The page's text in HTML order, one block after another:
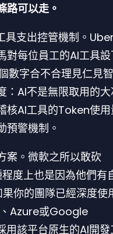
路可以走。
具支出控管機制。
對每位員工的AI工具
數字合不合理見仁見
：AI不是無限取用的
核AI工具的Token使
預警機制。
案。微軟之所以敢砍
度上也是因為他們有
你的團隊已經深度使
Azure或Google
該平台原生的AI開發